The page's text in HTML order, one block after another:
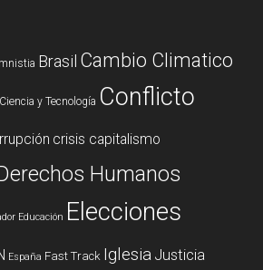
Brasil Cambio Climatico
Ciencia y Tecnología Conflicto
crisis capitalismo
Humanos
Educación Elecciones
España Fast Track Iglesia Justicia